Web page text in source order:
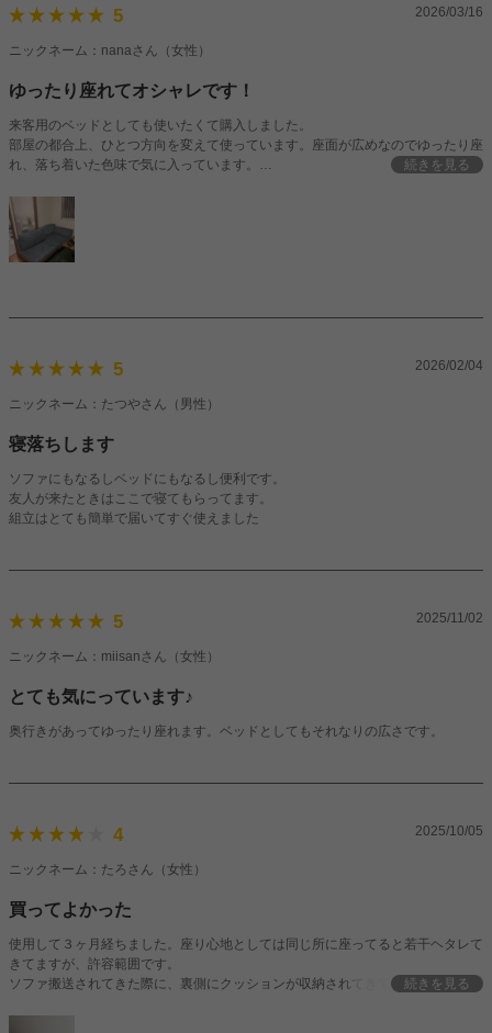
5 2026/03/16
ニックネーム：nanaさん（女性）
ゆったり座れてオシャレです！
来客用のベッドとしても使いたくて購入しました。
部屋の都合上、ひとつ方向を変えて使っています。座面が広めなのでゆったり座
れ、落ち着いた色味で気に入っています。
続きを見る
5 2026/02/04
ニックネーム：たつやさん（男性）
寝落ちします
ソファにもなるしベッドにもなるし便利です。
友人が来たときはここで寝てもらってます。
組立はとても簡単で届いてすぐ使えました
5 2025/11/02
ニックネーム：miisanさん（女性）
とても気にっています♪
奥行きがあってゆったり座れます。ベッドとしてもそれなりの広さです。
4 2025/10/05
ニックネーム：たろさん（女性）
買ってよかった
使用して３ヶ月経ちました。座り心地としては同じ所に座ってると若干ヘタレて
きてますが、許容範囲です。
ソファ搬送されてきた際に、裏側にクッションが収納されてきてる為、取り出し
続きを見る